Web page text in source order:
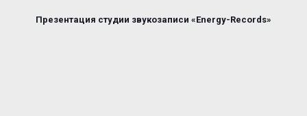
Презентация студии звукозаписи «Energy-Records»